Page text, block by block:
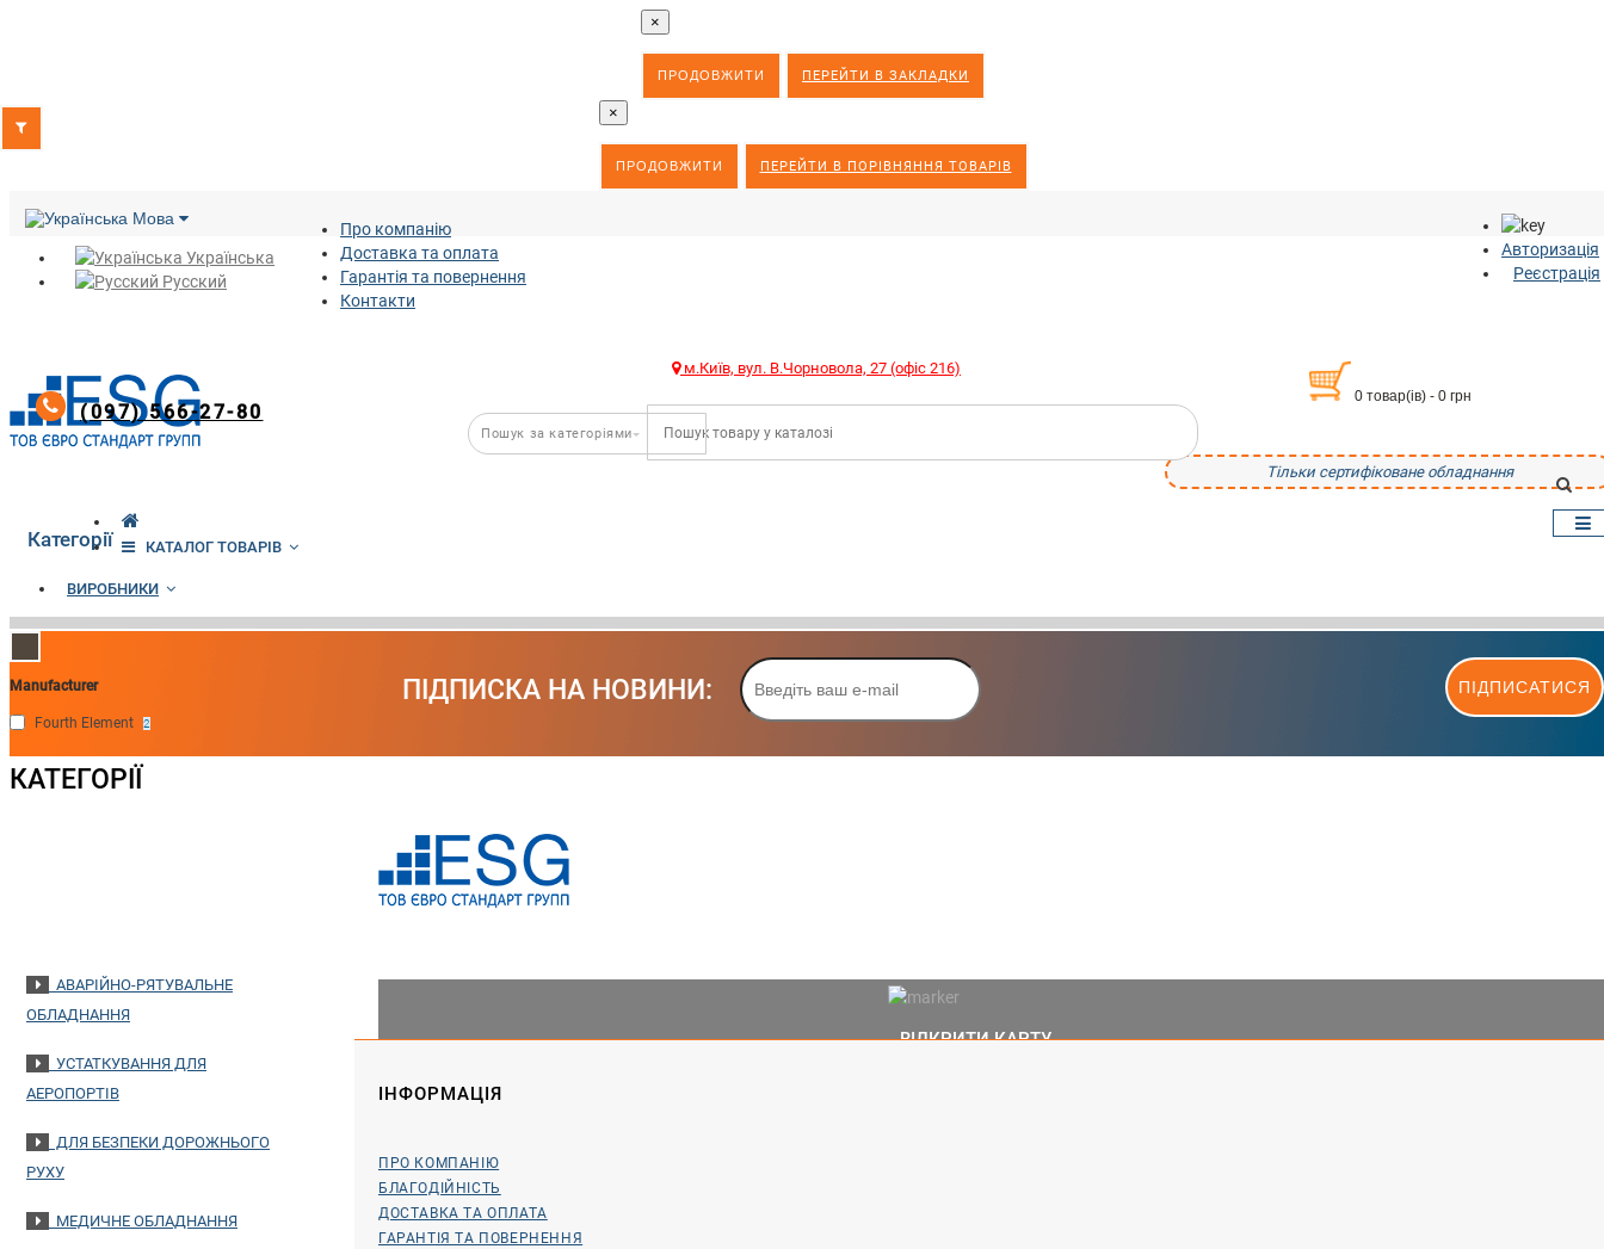
×
ПРОДОВЖИТИ ПЕРЕЙТИ В ЗАКЛАДКИ
×
ПРОДОВЖИТИ ПЕРЕЙТИ В ПОРІВНЯННЯ ТОВАРІВ
Мова
Українська
Русский
Про компанію
Доставка та оплата
Гарантія та повернення
Контакти
Авторизація
Реєстрація
(097) 566-27-80
м.Київ, вул. В.Чорновола, 27 (офіс 216)
0 товар(ів) - 0 грн
Тільки сертифіковане обладнання
Категорії КАТАЛОГ ТОВАРІВ
ВИРОБНИКИ
Manufacturer
Fourth Element 2
КАТЕГОРІЇ
АВАРІЙНО-РЯТУВАЛЬНЕ
ОБЛАДНАННЯ
УСТАТКУВАННЯ ДЛЯ
АЕРОПОРТІВ
ДЛЯ БЕЗПЕКИ ДОРОЖНЬОГО
РУХУ
МЕДИЧНЕ ОБЛАДНАННЯ
ПІДПИСКА НА НОВИНИ: ПІДПИСАТИСЯ
ВІДКРИТИ КАРТУ
ІНФОРМАЦІЯ
ПРО КОМПАНІЮ
БЛАГОДІЙНІСТЬ
ДОСТАВКА ТА ОПЛАТА
ГАРАНТІЯ ТА ПОВЕРНЕННЯ